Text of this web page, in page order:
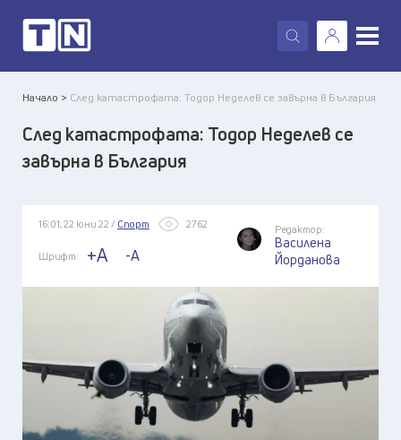
X
Начало > След катастрофата: Тодор Неделев се завърна в България
След катастрофата: Тодор Неделев се
завърна в България
16:01, 22 юни 22 / Спорт 2762
Шрифт: +A -A
Редактор:
Василена
Йорданова